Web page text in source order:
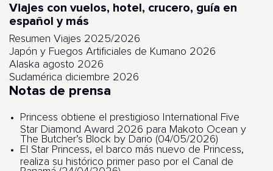
Viajes con vuelos, hotel, crucero, guía en
español y más
Resumen Viajes 2025/2026
Japón y Fuegos Artificiales de Kumano 2026
Alaska agosto 2026
Sudamérica diciembre 2026
Notas de prensa
Princess obtiene el prestigioso International Five
Star Diamond Award 2026 para Makoto Ocean y
The Butcher’s Block by Dario (04/05/2026)
El Star Princess, el barco más nuevo de Princess,
realiza su histórico primer paso por el Canal de